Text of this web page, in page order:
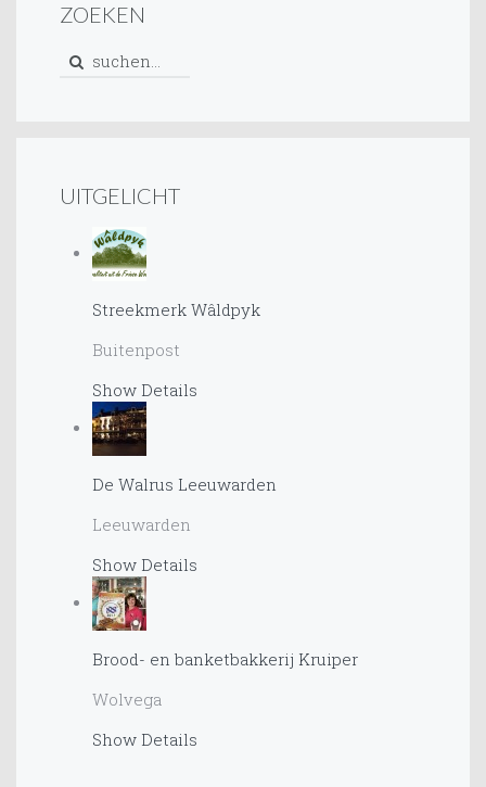
ZOEKEN
UITGELICHT
Streekmerk Wâldpyk
Buitenpost
Show Details
De Walrus Leeuwarden
Leeuwarden
Show Details
Brood- en banketbakkerij Kruiper
Wolvega
Show Details